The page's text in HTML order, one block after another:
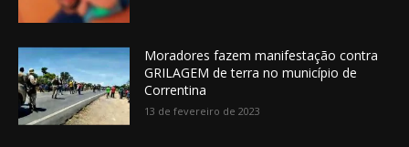
Moradores fazem manifestação contra
GRILAGEM de terra no município de
Correntina
13 de fevereiro de 2023